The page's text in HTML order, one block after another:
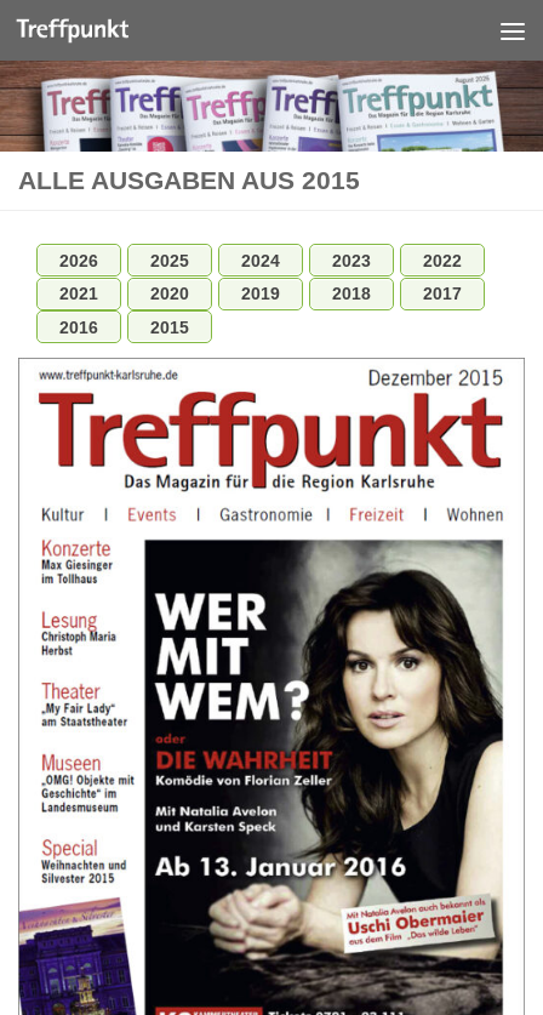
Unter dem Inhalt
ALLE AUSGABEN AUS 2015
2026 2025 2024 2023
2022
2021
2020 2019 2018
2017
2016
2015